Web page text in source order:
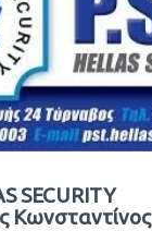
SECURITY
Κωνσταντίνος